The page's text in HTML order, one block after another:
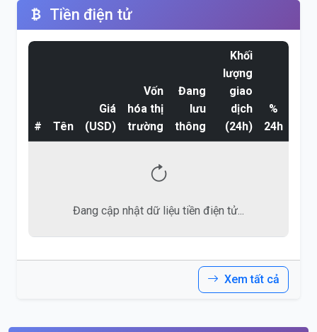
Tiền điện tử
# Tên
Giá
(USD)
Vốn
hóa thị
trường
Đang
lưu
thông
Khối
lượng
giao
dịch
(24h)
%
24h
Đang cập nhật dữ liệu tiền điện tử...
Xem tất cả